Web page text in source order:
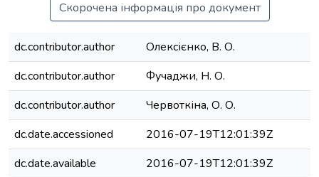
Скорочена інформація про документ
dc.contributor.author
Олексієнко, В. О.
dc.contributor.author
Фучаджи, Н. О.
dc.contributor.author
Червоткіна, О. О.
dc.date.accessioned
2016-07-19T12:01:39Z
dc.date.available
2016-07-19T12:01:39Z